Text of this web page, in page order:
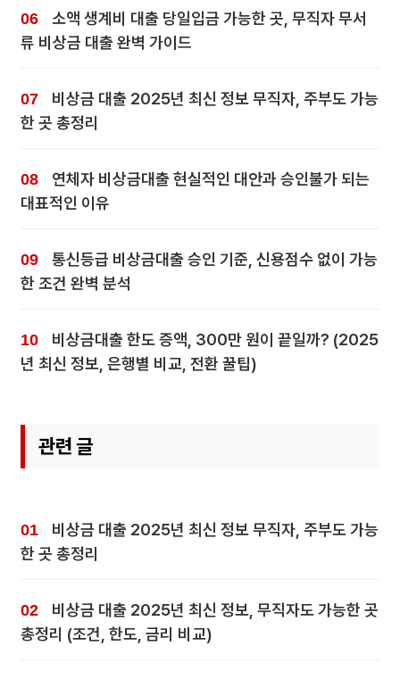
소액 생계비 대출 당일입금 가능한 곳, 무직자 무서
류 비상금 대출 완벽 가이드
비상금 대출 2025년 최신 정보 무직자, 주부도 가능
한 곳 총정리
연체자 비상금대출 현실적인 대안과 승인불가 되는
대표적인 이유
통신등급 비상금대출 승인 기준, 신용점수 없이 가능
한 조건 완벽 분석
비상금대출 한도 증액, 300만 원이 끝일까? (2025
년 최신 정보, 은행별 비교, 전환 꿀팁)
관련 글
비상금 대출 2025년 최신 정보 무직자, 주부도 가능
한 곳 총정리
비상금 대출 2025년 최신 정보, 무직자도 가능한 곳
총정리 (조건, 한도, 금리 비교)